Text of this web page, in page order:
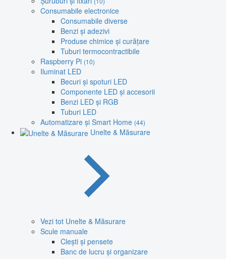
Consumabile electronice
Consumabile diverse
Benzi și adezivi
Produse chimice și curățare
Tuburi termocontractibile
Raspberry Pi (10)
Iluminat LED
Becuri și spoturi LED
Componente LED și accesorii
Benzi LED și RGB
Tuburi LED
Automatizare și Smart Home (44)
Unelte & Măsurare
Vezi tot Unelte & Măsurare
Scule manuale
Clești și pensete
Banc de lucru și organizare